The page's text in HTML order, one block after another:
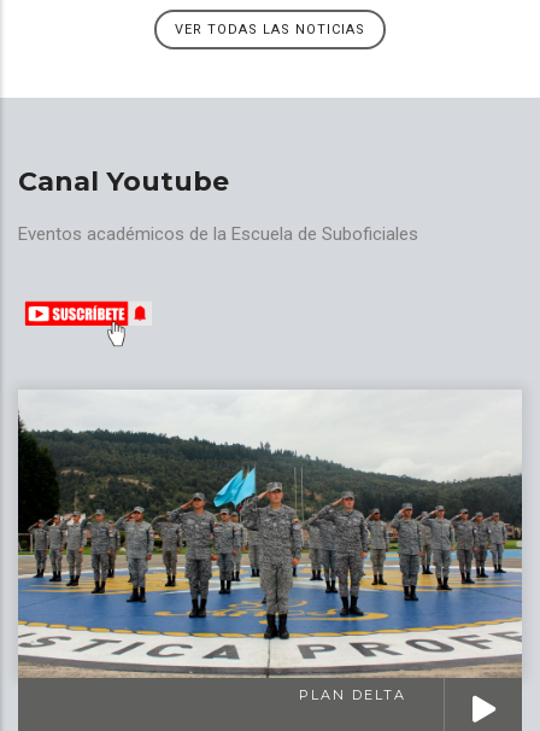
VER TODAS LAS NOTICIAS
Canal Youtube
Eventos académicos de la Escuela de Suboficiales
PLAN DELTA